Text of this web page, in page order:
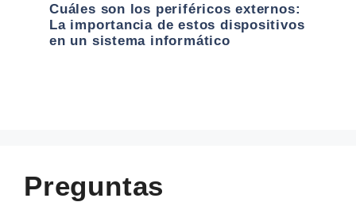
Cuáles son los periféricos externos:
La importancia de estos dispositivos
en un sistema informático
Preguntas